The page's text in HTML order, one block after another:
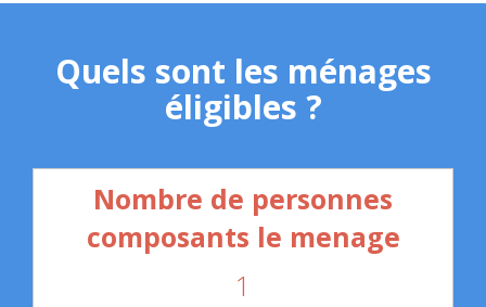
Quels sont les ménages
éligibles ?
1